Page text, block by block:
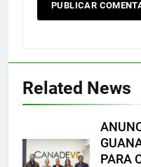
Related News
PARA